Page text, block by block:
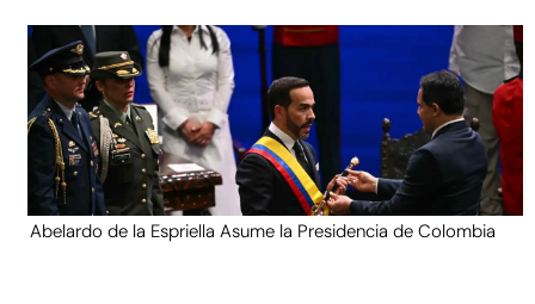
Abelardo de la Espriella Asume la Presidencia de Colombia